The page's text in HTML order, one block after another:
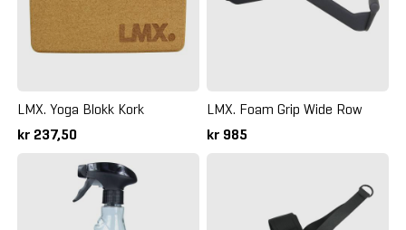
LMX. Yoga Blokk Kork
kr 237,50
LMX. Foam Grip Wide Row
kr 985